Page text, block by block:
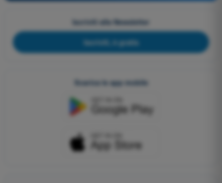
Iscriviti alla Newsletter
Iscriviti, è gratis
Scarica le app mobile